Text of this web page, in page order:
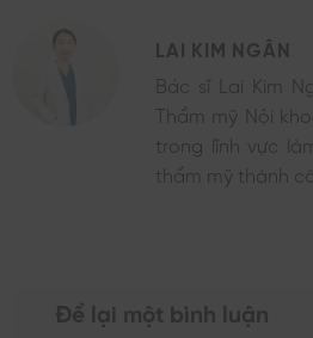
LAI KIM NGÂN
Bác sĩ Lai Kim
Thẩm mỹ Nội
trong lĩnh vực
thẩm mỹ thành
Để lại một bình luận